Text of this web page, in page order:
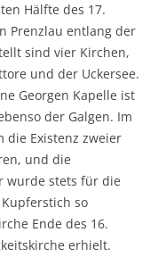
Hälfte des 17.
Prenzlau entlang der
sind vier Kirchen,
und der Uckersee.
Georgen Kapelle ist
der Galgen. Im
die Existenz zweier
und die
wurde stets für die
so
Ende des 16.
erhielt.